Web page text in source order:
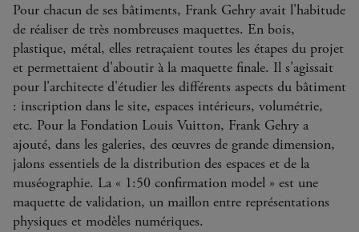
Pour chacun de ses bâtiments, Frank Gehry avait l'habitude
de réaliser de très nombreuses maquettes. En bois,
plastique, métal, elles retraçaient toutes les étapes du projet
et permettaient d'aboutir à la maquette finale. Il s'agissait
pour l'architecte d'étudier les différents aspects du bâtiment
: inscription dans le site, espaces intérieurs, volumétrie,
etc. Pour la Fondation Louis Vuitton, Frank Gehry a
ajouté, dans les galeries, des œuvres de grande dimension,
jalons essentiels de la distribution des espaces et de la
muséographie. La « 1:50 confirmation model » est une
maquette de validation, un maillon entre représentations
physiques et modèles numériques.